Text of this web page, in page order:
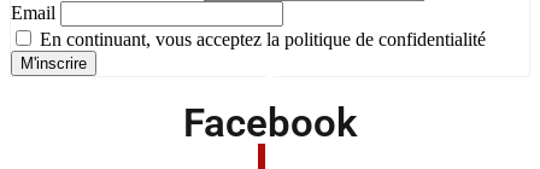
Email
En continuant, vous acceptez la politique de confidentialité
Facebook